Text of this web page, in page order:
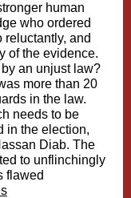
human
who ordered
reluctantly, and
of the evidence.
an unjust law?
more than 20
in the law.
needs to be
in the election,
Diab. The
to unflinchingly
flawed